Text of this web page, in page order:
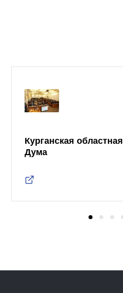
Курганская областная
Дума